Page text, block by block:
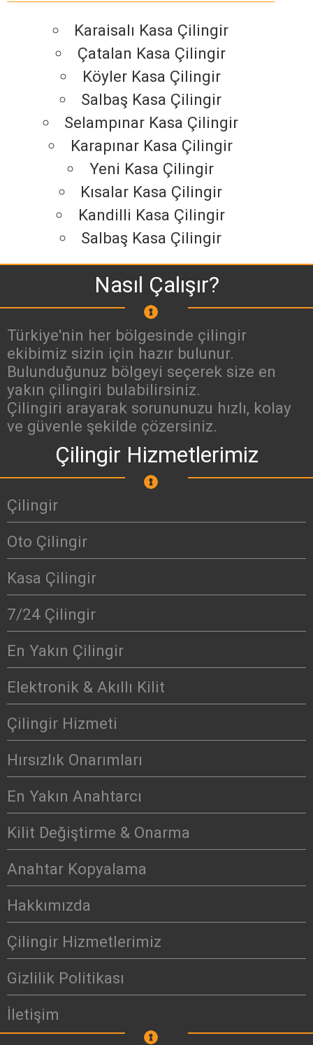
Karaisalı Kasa Çilingir
Çatalan Kasa Çilingir
Köyler Kasa Çilingir
Salbaş Kasa Çilingir
Selampınar Kasa Çilingir
Karapınar Kasa Çilingir
Yeni Kasa Çilingir
Kısalar Kasa Çilingir
Kandilli Kasa Çilingir
Salbaş Kasa Çilingir
Nasıl Çalışır?
Türkiye'nin her bölgesinde çilingir
ekibimiz sizin için hazır bulunur.
Bulunduğunuz bölgeyi seçerek size en
yakın çilingiri bulabilirsiniz.
Çilingiri arayarak sorununuzu hızlı, kolay
ve güvenle şekilde çözersiniz.
Çilingir Hizmetlerimiz
Çilingir
Oto Çilingir
Kasa Çilingir
7/24 Çilingir
En Yakın Çilingir
Elektronik & Akıllı Kilit
Çilingir Hizmeti
Hırsızlık Onarımları
En Yakın Anahtarcı
Kilit Değiştirme & Onarma
Anahtar Kopyalama
Hakkımızda
Çilingir Hizmetlerimiz
Gizlilik Politikası
İletişim